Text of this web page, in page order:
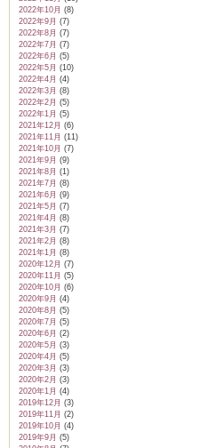
2022年10月 (8)
2022年9月 (7)
2022年8月 (7)
2022年7月 (7)
2022年6月 (5)
2022年5月 (10)
2022年4月 (4)
2022年3月 (8)
2022年2月 (5)
2022年1月 (5)
2021年12月 (6)
2021年11月 (11)
2021年10月 (7)
2021年9月 (9)
2021年8月 (1)
2021年7月 (8)
2021年6月 (9)
2021年5月 (7)
2021年4月 (8)
2021年3月 (7)
2021年2月 (8)
2021年1月 (8)
2020年12月 (7)
2020年11月 (5)
2020年10月 (6)
2020年9月 (4)
2020年8月 (5)
2020年7月 (5)
2020年6月 (2)
2020年5月 (3)
2020年4月 (5)
2020年3月 (3)
2020年2月 (3)
2020年1月 (4)
2019年12月 (3)
2019年11月 (2)
2019年10月 (4)
2019年9月 (5)